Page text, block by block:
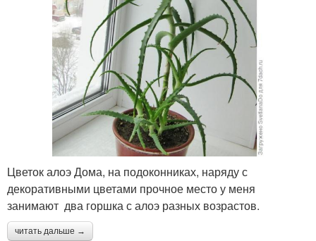
Цветок алоэ Дома, на подоконниках, наряду с
декоративными цветами прочное место у меня
занимают два горшка с алоэ разных возрастов.
читать дальше →